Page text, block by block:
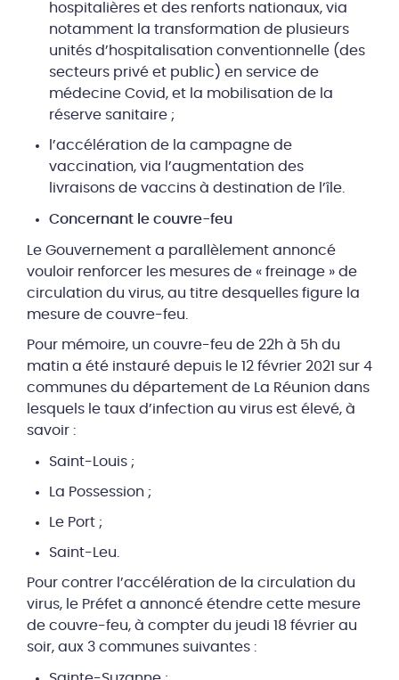
hospitalières et des renforts nationaux, via
notamment la transformation de plusieurs
unités d’hospitalisation conventionnelle (des
secteurs privé et public) en service de
médecine Covid, et la mobilisation de la
réserve sanitaire ;
l’accélération de la campagne de
vaccination, via l’augmentation des
livraisons de vaccins à destination de l’île.
Concernant le couvre-feu
Le Gouvernement a parallèlement annoncé
vouloir renforcer les mesures de « freinage » de
circulation du virus, au titre desquelles figure la
mesure de couvre-feu.
Pour mémoire, un couvre-feu de 22h à 5h du
matin a été instauré depuis le 12 février 2021 sur 4
communes du département de La Réunion dans
lesquels le taux d’infection au virus est élevé, à
savoir :
Saint-Louis ;
La Possession ;
Le Port ;
Saint-Leu.
Pour contrer l’accélération de la circulation du
virus, le Préfet a annoncé étendre cette mesure
de couvre-feu, à compter du jeudi 18 février au
soir, aux 3 communes suivantes :